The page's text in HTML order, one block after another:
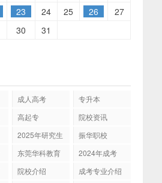
23 24 25 26
27
30
31
成人高考
专升本
高起专
院校资讯
2025年研究生
振华职校
东莞华科教育
2024年成考
院校介绍 成考专业介绍